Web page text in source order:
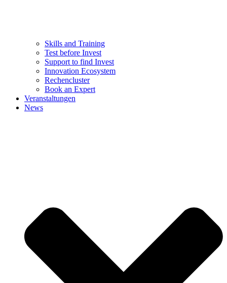
Skills and Training
Test before Invest
Support to find Invest
Innovation Ecosystem
Rechencluster​
Book an Expert
Veranstaltungen
News